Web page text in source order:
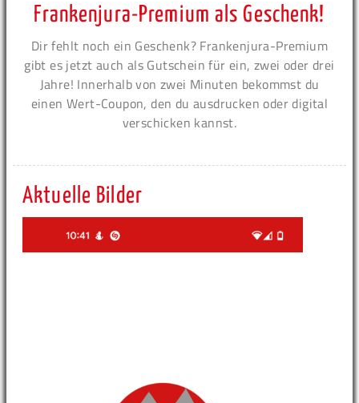
Frankenjura-Premium als Geschenk!
Dir fehlt noch ein Geschenk? Frankenjura-Premium
gibt es jetzt auch als Gutschein für ein, zwei oder drei
Jahre! Innerhalb von zwei Minuten bekommst du
einen Wert-Coupon, den du ausdrucken oder digital
verschicken kannst.
Aktuelle Bilder